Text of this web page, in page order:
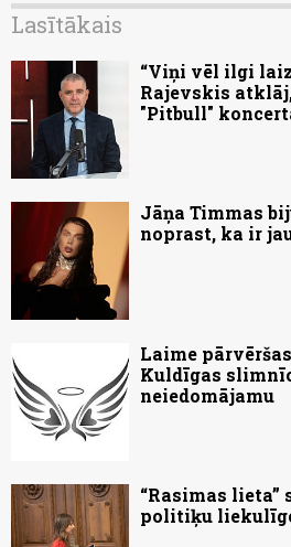
Lasītākais
“Viņi vēl ilgi
Rajevskis
"Pitbull"
Jāņa Timmas
noprast, ka ir
Laime
Kuldīgas
neiedomājamu
“Rasimas
politiķu